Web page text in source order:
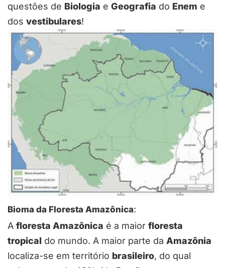
questões de Biologia e Geografia do Enem e
dos vestibulares!
Bioma da Floresta Amazônica:
A floresta Amazônica é a maior floresta
tropical do mundo. A maior parte da Amazônia
localiza-se em território brasileiro, do qual